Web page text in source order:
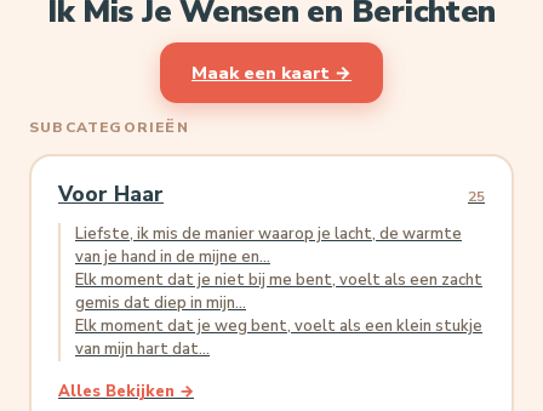
Ik Mis Je Wensen en Berichten
Maak een kaart →
SUBCATEGORIEËN
Voor Haar 25
Liefste, ik mis de manier waarop je lacht, de warmte
van je hand in de mijne en...
Elk moment dat je niet bij me bent, voelt als een zacht
gemis dat diep in mijn...
Elk moment dat je weg bent, voelt als een klein stukje
van mijn hart dat...
Alles Bekijken →